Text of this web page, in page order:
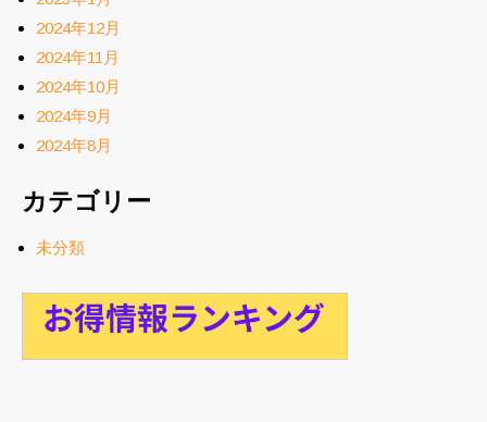
2024年12月
2024年11月
2024年10月
2024年9月
2024年8月
カテゴリー
未分類